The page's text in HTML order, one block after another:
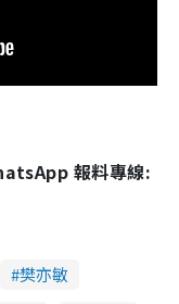
報料專線:
樊亦敏